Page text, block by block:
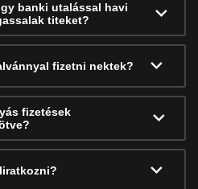
banki utalással havi
titeket?
fizetni nektek?
fizetések